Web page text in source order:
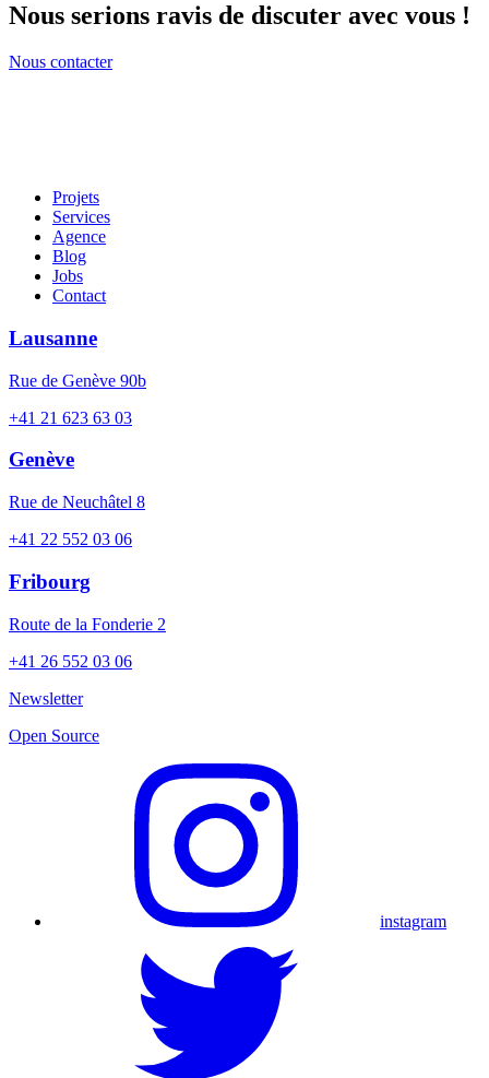
Nous serions ravis de discuter avec vous !
Nous contacter
Projets
Services
Agence
Blog
Jobs
Contact
Lausanne
Rue de Genève 90b
+41 21 623 63 03
Genève
Rue de Neuchâtel 8
+41 22 552 03 06
Fribourg
Route de la Fonderie 2
+41 26 552 03 06
Newsletter
Open Source
instagram